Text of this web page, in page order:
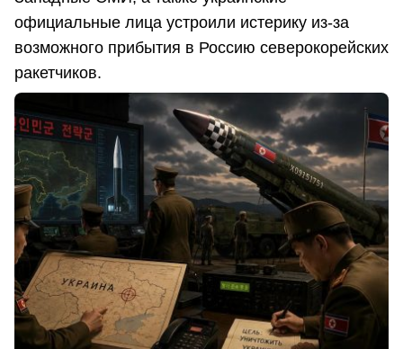
официальные лица устроили истерику из-за
возможного прибытия в Россию северокорейских
ракетчиков.